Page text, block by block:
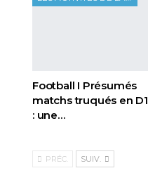
Football I Présumés
matchs truqués en D1
: une…
PRÉC. SUIV.